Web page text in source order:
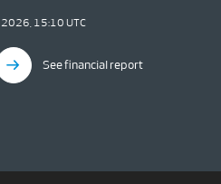
2026, 15:10 UTC
See financial report